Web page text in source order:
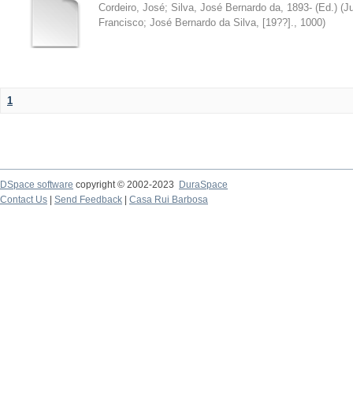
Cordeiro, José; Silva, José Bernardo da, 1893- (Ed.) (
Francisco; José Bernardo da Silva, [19??]., 1000)
1
DSpace software copyright © 2002-2023
DuraSpace
Contact Us
Send Feedback Casa Rui Barbosa